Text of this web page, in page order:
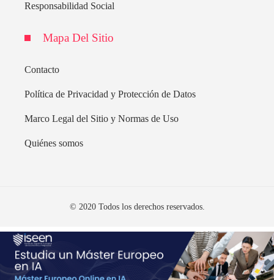
Responsabilidad Social
Mapa Del Sitio
Contacto
Política de Privacidad y Protección de Datos
Marco Legal del Sitio y Normas de Uso
Quiénes somos
© 2020 Todos los derechos reservados.